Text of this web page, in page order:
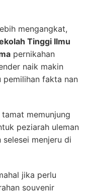
mengangkat,
Tinggi Ilmu
pernikahan
naik makin
pemilihan fakta nan
memunjung
peziarah uleman
menjeru di
jika perlu
souvenir